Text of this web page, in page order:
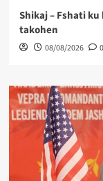
Shikaj – Fshati
takohen
08/08/2026 0